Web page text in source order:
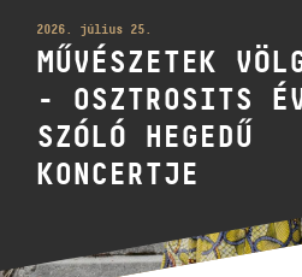
2026. július 25.
MŰVÉSZETEK
- OSZTROSITS
SZÓLÓ HEGEDŰ
KONCERTJE